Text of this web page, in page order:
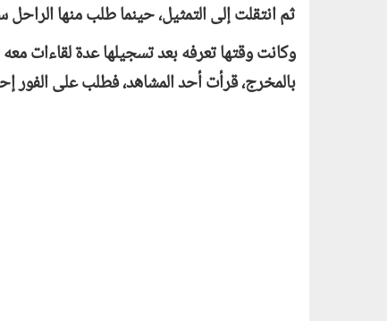
ثم انتقلت إلى التمثيل، حينما طلب منها
وكانت وقتها تعرفه بعد تسجيلها عدة لقاءات معه
بالمخرج، قرأت أحد المشاهد، فطلب على الفور